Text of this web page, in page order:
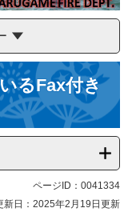
るFax付き
ページID：0041334
新日：2025年2月19日更新